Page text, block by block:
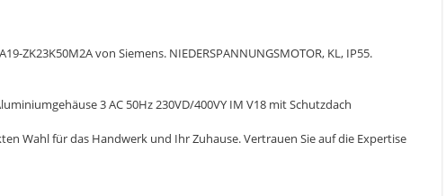
von Siemens. NIEDERSPANNUNGSMOTOR, KL, IP55.
3 AC 50Hz 230VD/400VY IM V18 mit Schutzdach
Wahl für das Handwerk und Ihr Zuhause. Vertrauen Sie auf die Expertise